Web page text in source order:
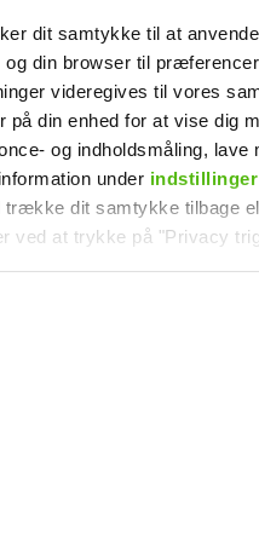
dit samtykke til at
din browser til
videregives til vores
på din enhed for at vise dig
og indholdsmåling, lave
under indstillinger
trække dit samtykke tilbage
ved at trykke på "Privacy
fra tredjeparter til at
præferencer samt til brug
er gravid igen